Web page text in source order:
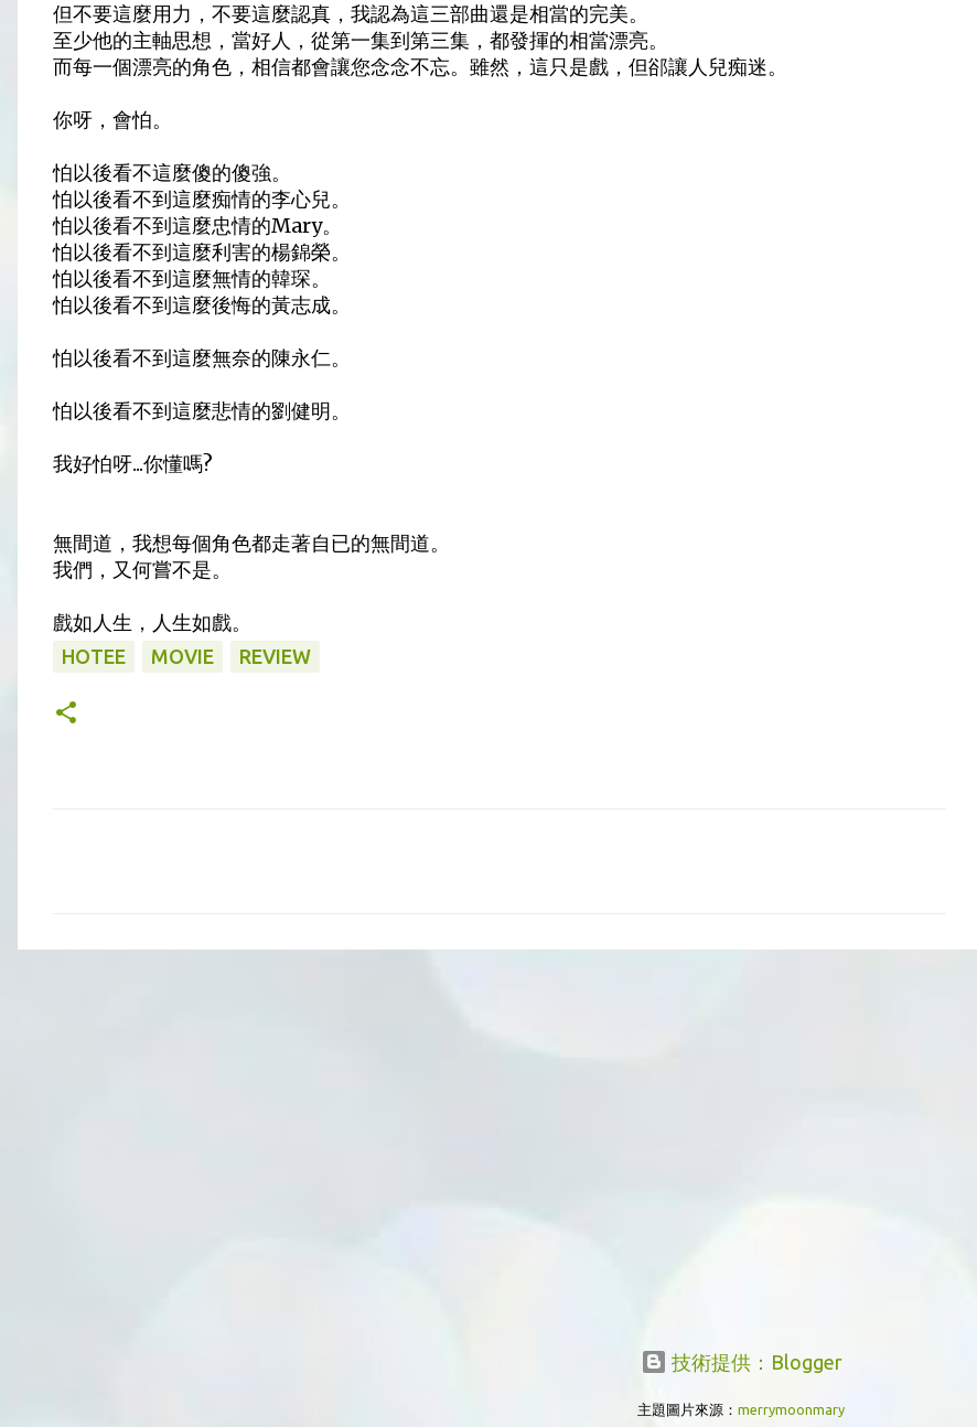
但不要這麼用力，不要這麼認真，我認為這三部曲還是相當的完美。
至少他的主軸思想，當好人，從第一集到第三集，都發揮的相當漂亮。
而每一個漂亮的角色，相信都會讓您念念不忘。雖然，這只是戲，但郤讓人兒痴迷。
你呀，會怕。
怕以後看不這麼傻的傻強。
怕以後看不到這麼痴情的李心兒。
怕以後看不到這麼忠情的Mary。
怕以後看不到這麼利害的楊錦榮。
怕以後看不到這麼無情的韓琛。
怕以後看不到這麼後悔的黃志成。
怕以後看不到這麼無奈的陳永仁。
怕以後看不到這麼悲情的劉健明。
我好怕呀...你懂嗎?
無間道，我想每個角色都走著自已的無間道。
我們，又何嘗不是。
戲如人生，人生如戲。
HOTEE MOVIE REVIEW
技術提供：Blogger
主題圖片來源： merrymoonmary